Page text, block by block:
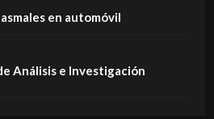
en automóvil
Análisis e Investigación